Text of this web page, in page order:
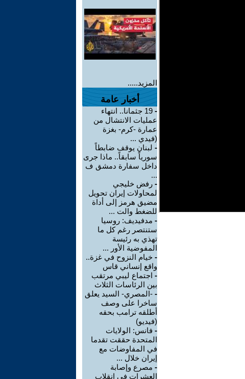
المزيد.....
أخبار عامة
-
19 جثمانا.. انتهاء
عمليات الانتشال من
عمارة -كرم- بغزة
(فيدي ...
- لبنان يوقف ضابطاً
سورياً سابقاً.. ماذا جرى
داخل سفارة دمشق ف
...
- رفض خليجي
لمحاولات إيران تحويل
مضيق هرمز إلى أداة
للضغط والت ...
- مدفيديف: روسيا
ستنتصر رغم كل ما
تهذي به رئيسة
المفوضية الأور ...
- خيام النزوح في غزة..
واقع إنساني قاس
- اجتماع ليبي مرتقب
بين الرئاسات الثلاث
- -المصري- السيد يعلق
ساخرا على وصف
أطلقه ترامب بحقه
(فيديو)
- فانس: الولايات
المتحدة حققت تقدما
في المفاوضات مع
إيران خلال ...
- مصرع وإصابة
العشرات في انقلاب